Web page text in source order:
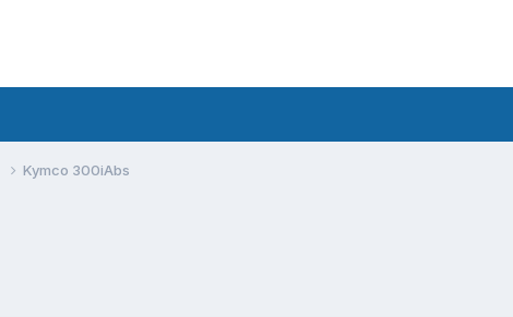
Kymco 300iAbs